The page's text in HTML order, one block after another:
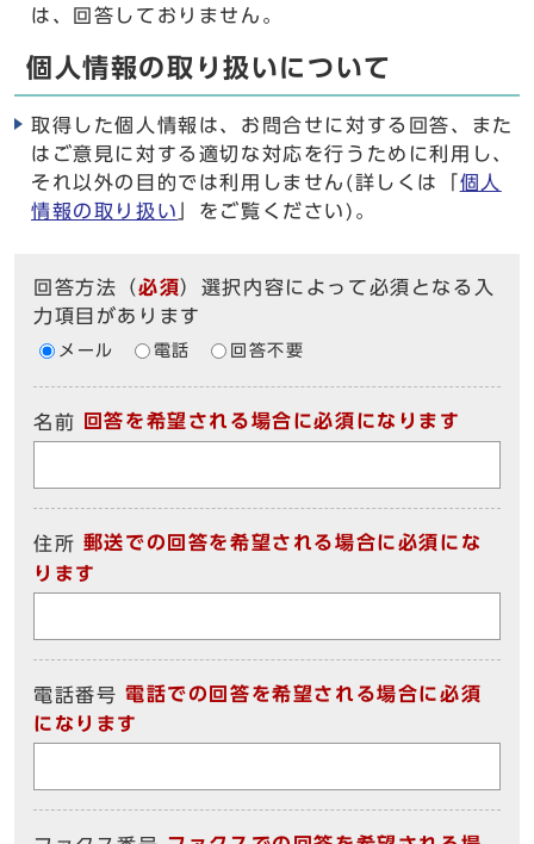
は、回答しておりません。
個人情報の取り扱いについて
取得した個人情報は、お問合せに対する回答、また
はご意見に対する適切な対応を行うために利用し、
それ以外の目的では利用しません(詳しくは「 個人
情報の取り扱い
」をご覧ください)。
回答方法 （必須）選択内容によって必須となる入
力項目があります
メール 電話 回答不要
名前 回答を希望される場合に必須になります
住所 郵送での回答を希望される場合に必須にな
ります
電話番号 電話での回答を希望される場合に必須
になります